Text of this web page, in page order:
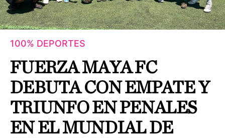
100% DEPORTES
FUERZA MAYA FC
DEBUTA CON EMPATE Y
TRIUNFO EN PENALES
EN EL MUNDIAL DE